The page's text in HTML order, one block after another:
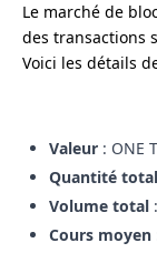
Le marché de
des transactions
Voici les détails
Valeur : ONE
Quantité
Volume total
Cours moyen